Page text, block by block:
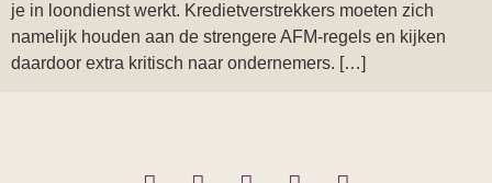
je in loondienst werkt. Kredietverstrekkers moeten zich
namelijk houden aan de strengere AFM-regels en kijken
daardoor extra kritisch naar ondernemers. […]